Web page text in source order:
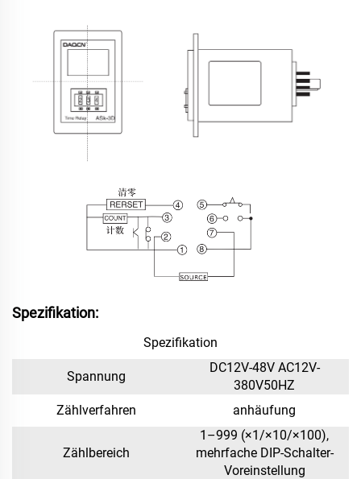
Spezifikation:
Spezifikation
Spannung
DC12V-48V AC12V-
380V50HZ
Zählverfahren
anhäufung
Zählbereich
1–999 (×1/×10/×100),
mehrfache DIP-Schalter-
Voreinstellung